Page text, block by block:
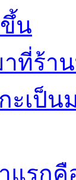
น
าที่ร้า
ะเป็
แรก